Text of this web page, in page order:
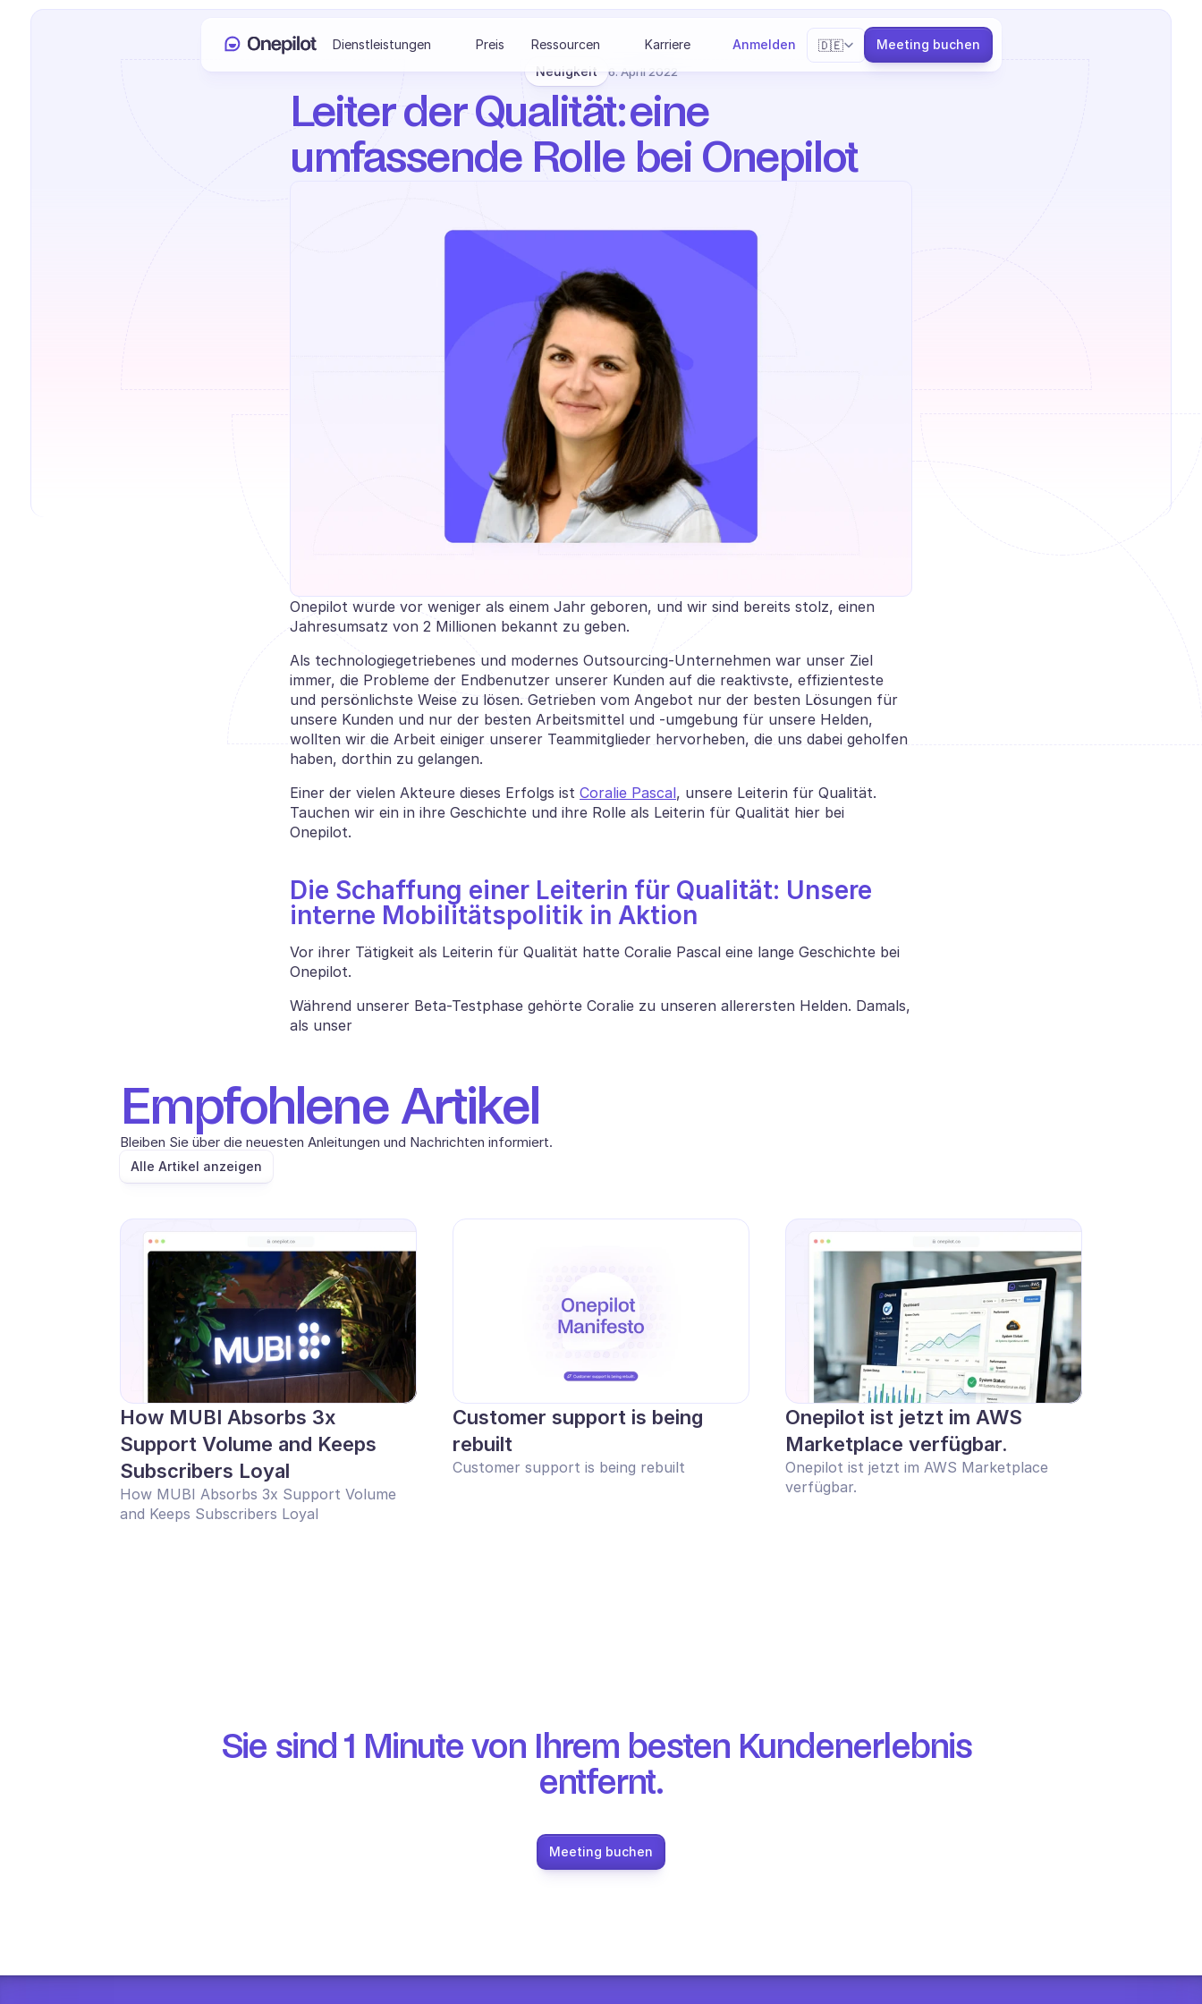
Dienstleistungen Preis Ressourcen Karriere Anmelden
Select Language
🇩🇪
Meeting buchen
Neuigkeit
6. April 2022
Leiter der Qualität: eine
umfassende Rolle bei Onepilot
Onepilot wurde vor weniger als einem Jahr geboren, und wir sind bereits stolz, einen
Jahresumsatz von 2 Millionen bekannt zu geben.
Als technologiegetriebenes und modernes Outsourcing-Unternehmen war unser Ziel
immer, die Probleme der Endbenutzer unserer Kunden auf die reaktivste, effizienteste
und persönlichste Weise zu lösen. Getrieben vom Angebot nur der besten Lösungen für
unsere Kunden und nur der besten Arbeitsmittel und -umgebung für unsere Helden,
wollten wir die Arbeit einiger unserer Teammitglieder hervorheben, die uns dabei geholfen
haben, dorthin zu gelangen.
Einer der vielen Akteure dieses Erfolgs ist Coralie Pascal, unsere Leiterin für Qualität.
Tauchen wir ein in ihre Geschichte und ihre Rolle als Leiterin für Qualität hier bei
Onepilot.
Die Schaffung einer Leiterin für Qualität: Unsere
interne Mobilitätspolitik in Aktion
Vor ihrer Tätigkeit als Leiterin für Qualität hatte Coralie Pascal eine lange Geschichte bei
Onepilot.
Während unserer Beta-Testphase gehörte Coralie zu unseren allerersten Helden. Damals,
als unser
Empfohlene Artikel
Bleiben Sie über die neuesten Anleitungen und Nachrichten informiert.
Alle Artikel anzeigen
How MUBI Absorbs 3x
Support Volume and Keeps
Subscribers Loyal
How MUBI Absorbs 3x Support Volume
and Keeps Subscribers Loyal
Customer support is being
rebuilt
Customer support is being rebuilt
Onepilot ist jetzt im AWS
Marketplace verfügbar.
Onepilot ist jetzt im AWS Marketplace
verfügbar.
Sie sind 1 Minute von Ihrem besten Kundenerlebnis
entfernt.
Meeting buchen